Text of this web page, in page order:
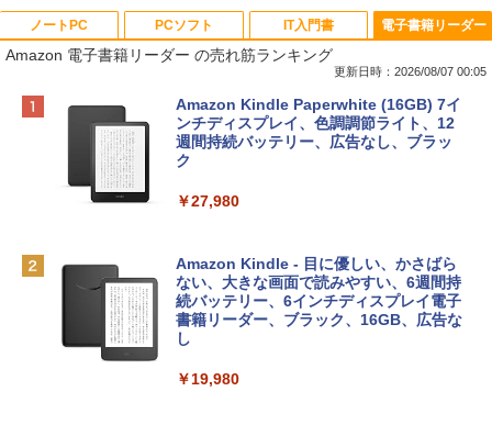
ノートPC
Apple 2026 MacBook Neo A18 Proチッ
プ搭載13インチノートブック：AIとAppl
e Intelligence、Liquid Retinaディスプ
レイ、8GBメモリ、512GB SSD、1080p
ィゴ + 3年延長 AppleCare+ for 13インチ
￥162,598
tomtoc 360°保護 15.6 16インチ パソコ
ンケース Dell NEC Lavie ASUS HP dyna
PCソフト
Robloxギフトカード - 800 Robux 【限
定バーチャルアイテムを含む】 【オンラ
インゲームコード】 ロブロックス | オン
ラインコード版
￥1,300
Robloxギフトカード - 2,000 Robux 【限
定バーチャルアイテムを含む】 【オンラ
インゲームコード】 ロブロックス | オン
ラインコード版
IT入門書
生成AIパスポート公式テキスト 第４版
￥1,766
出す プロンプトの言葉 AI画像生成シリー
ズ (はぴーイラストLabo)
￥480
ClaudeCode いちばんやさしい 教科書:
電子書籍リーダー
Amazon 電子書籍リーダー の売れ筋ランキング
更新日時：2026/08/07 00:05
Amazon Kindle Paperwhite (16GB) 7イ
ンチディスプレイ、色調調節ライト、12
週間持続バッテリー、広告なし、ブラッ
ク
￥27,980
Amazon Kindle - 目に優しい、かさばら
ない、大きな画面で読みやすい、6週間持
続バッテリー、6インチディスプレイ電子
書籍リーダー、ブラック、16GB、広告な
し
￥19,980